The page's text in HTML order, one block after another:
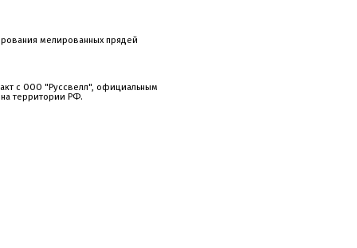
мелированных прядей
с ООО "Руссвелл", официальным
территории РФ.